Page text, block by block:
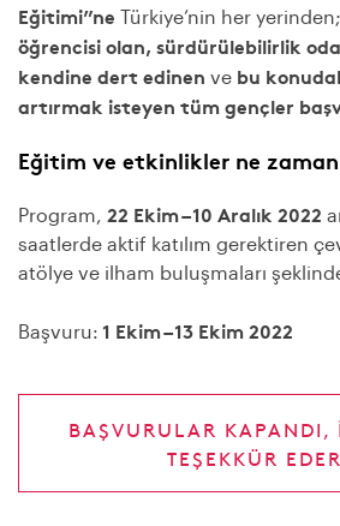
Eğitimi”ne Türkiye’nin her yerinden;
öğrencisi olan, sürdürülebilirlik
kendine dert edinen ve bu
artırmak isteyen tüm gençler
Eğitim ve etkinlikler ne
Program, 22 Ekim – 10 Aralık 2022
saatlerde aktif katılım gerektiren
atölye ve ilham buluşmaları
Başvuru: 1 Ekim – 13 Ekim 2022
BAŞVURULAR KAPANDI,
TEŞEKKÜR